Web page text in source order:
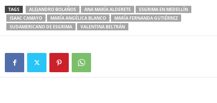
TAGS ALEJANDRO BOLAÑOS ANA MARÍA ALDERETE
ESGRIMA EN MEDELLÍN
ISAAC CAMAYO
MARÍA ANGÉLICA BLANCO
MARÍA FERNANDA GUTIÉRREZ
SUDAMERICANO DE ESGRIMA
VALENTINA BELTRÁN